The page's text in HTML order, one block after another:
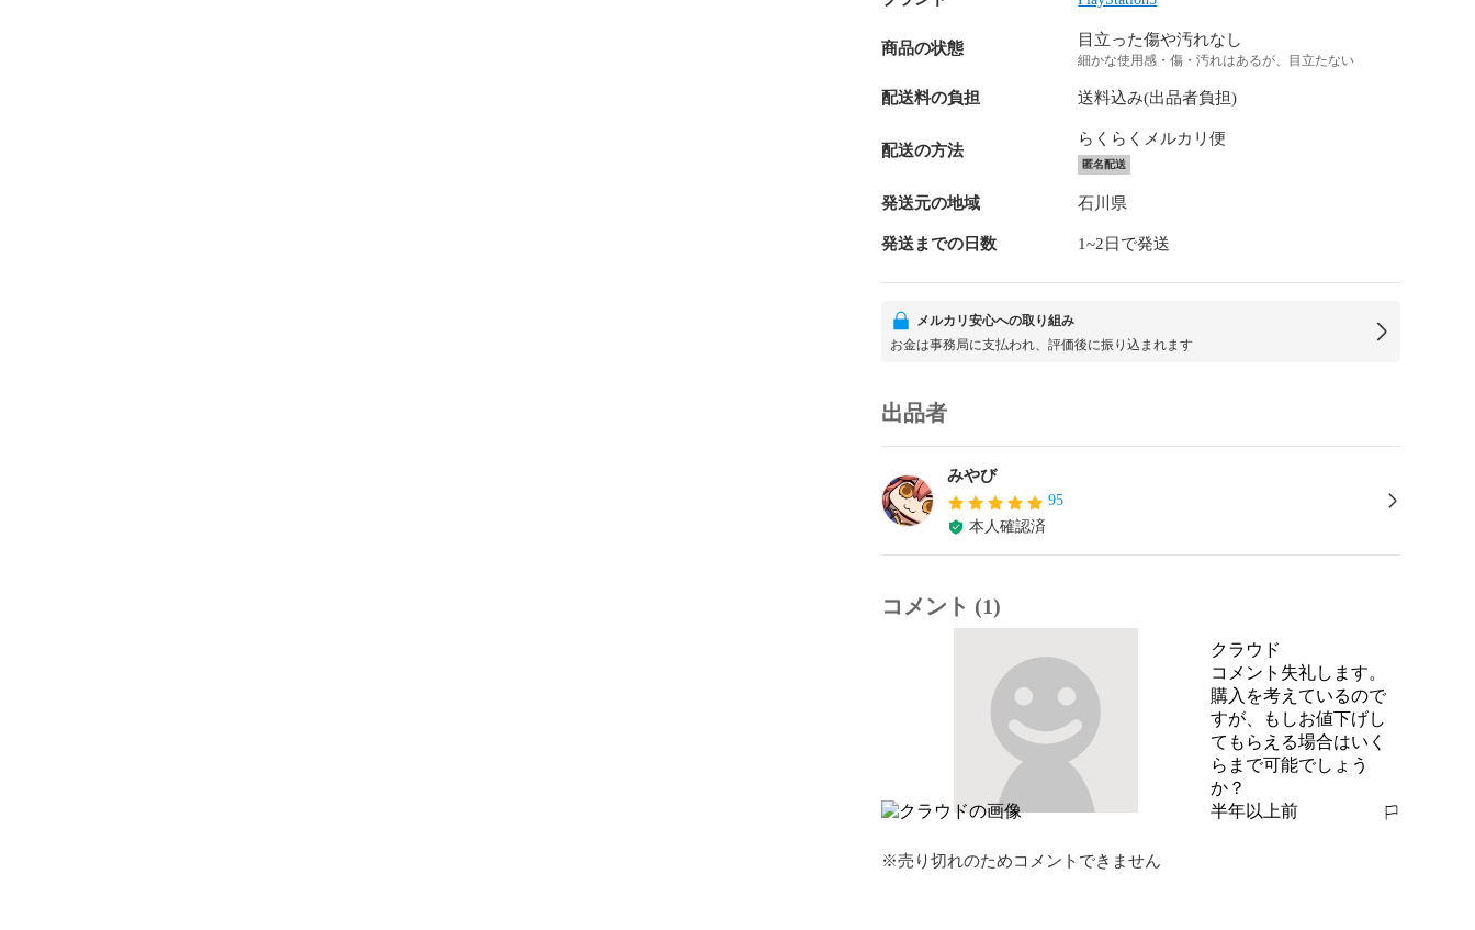
商品の状態 目立った傷や汚れなし
細かな使用感・傷・汚れはあるが、目立たない
配送料の負担 送料込み(出品者負担)
配送の方法
らくらくメルカリ便
匿名配送
発送元の地域 石川県
発送までの日数 1~2日で発送
メルカリ安心への取り組み
お金は事務局に支払われ、評価後に振り込まれます
出品者
みやび
95
本人確認済
コメント (1)
クラウド
コメント失礼します。
購入を考えているので
すが、もしお値下げし
てもらえる場合はいく
らまで可能でしょう
か？
半年以上前
報告する
※売り切れのためコメントできません